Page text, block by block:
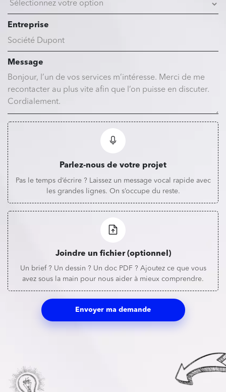
Entreprise
Message
Parlez-nous de votre projet
Pas le temps d’écrire ? Laissez un message vocal rapide avec
les grandes lignes. On s’occupe du reste.
Joindre un fichier (optionnel)
Un brief ? Un dessin ? Un doc PDF ? Ajoutez ce que vous
avez sous la main pour nous aider à mieux comprendre.
Envoyer ma demande